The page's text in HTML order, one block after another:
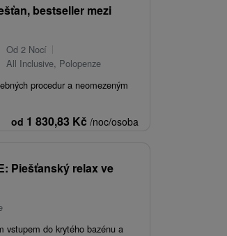
bestseller mezi
Od 2 Nocí
All Inclusive, Polopenze
procedur a neomezeným
od 1 830,83 Kč /noc/osoba
Piešťanský relax ve
vstupem do krytého bazénu a